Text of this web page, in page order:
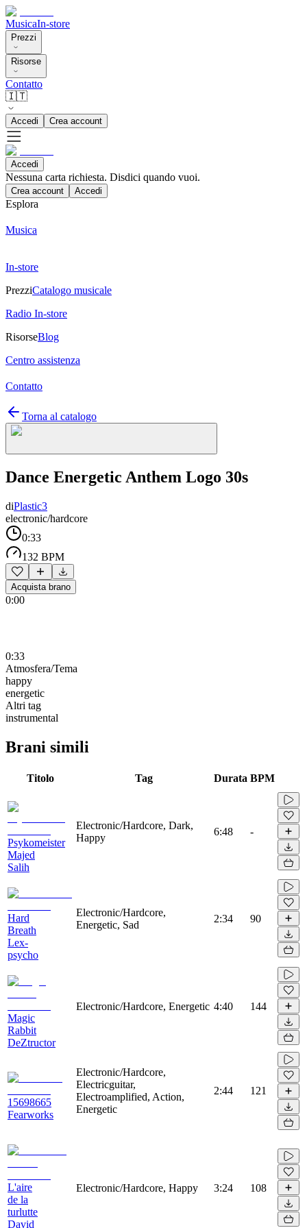
MusicaIn-store
Prezzi
Risorse
Contatto
🇮🇹
Accedi Crea account
Accedi
Nessuna carta richiesta. Disdici quando vuoi.
Crea account Accedi
Esplora
Musica
In-store
PrezziCatalogo musicale
Radio In-store
RisorseBlog
Centro assistenza
Contatto
Torna al catalogo
Dance Energetic Anthem Logo 30s
diPlastic3
electronic/hardcore
0:33
132 BPM
Acquista brano
0:00
0:33
Atmosfera/Tema
happy
energetic
Altri tag
instrumental
Brani simili
Titolo Tag Durata BPM
Psykomeister
Majed
Salih
Electronic/Hardcore, Dark,
Happy
6:48 -
Hard
Breath
Lex-
psycho
Electronic/Hardcore,
Energetic, Sad
2:34 90
Magic
Rabbit
DeZtructor
Electronic/Hardcore, Energetic 4:40 144
15698665
Fearworks
Electronic/Hardcore,
Electricguitar,
Electroamplified, Action,
Energetic
2:44 121
L'aire
de la
turlutte
David
Electronic/Hardcore, Happy 3:24 108